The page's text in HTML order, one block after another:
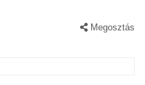
Megosztás